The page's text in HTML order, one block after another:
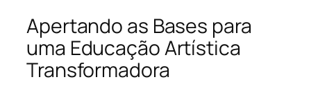
Apertando as Bases para
uma Educação Artística
Transformadora